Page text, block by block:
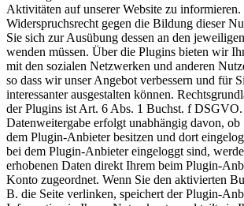
Aktivitäten auf unserer Website zu informieren.
Widerspruchsrecht gegen die Bildung dieser
Sie sich zur Ausübung dessen an den
wenden müssen. Über die Plugins bieten wir
mit den sozialen Netzwerken und anderen
so dass wir unser Angebot verbessern und für
interessanter ausgestalten können.
der Plugins ist Art. 6 Abs. 1 Buchst. f
Datenweitergabe erfolgt unabhängig davon,
dem Plugin-Anbieter besitzen und dort
bei dem Plugin-Anbieter eingeloggt sind,
erhobenen Daten direkt Ihrem beim Plugin-
Konto zugeordnet. Wenn Sie den aktivierten
B. die Seite verlinken, speichert der Plugin-